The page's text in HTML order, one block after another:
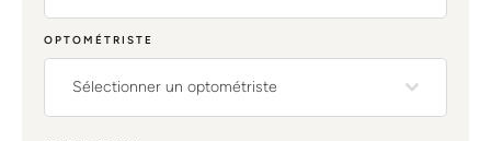
OPTOMÉTRISTE
Sélectionner un optométriste